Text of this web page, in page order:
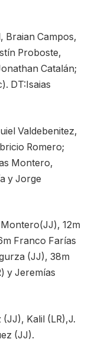
Braian Campos,
Proboste,
Catalán;
DT:Isaias
Valdebenitez,
Romero;
Montero,
y Jorge
12m
Franco Farías
(JJ), 38m
y Jeremías
Kalil (LR),J.
(JJ).